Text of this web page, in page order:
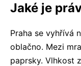
Jaké je
Praha se vyhřívá
oblačno. Mezi
paprsky. Vlhkost